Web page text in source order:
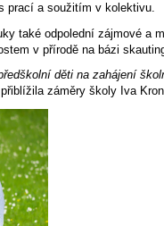
prací a soužitím v kolektivu.
také odpolední zájmové a
v přírodě na bázi
děti na zahájení
záměry školy Iva